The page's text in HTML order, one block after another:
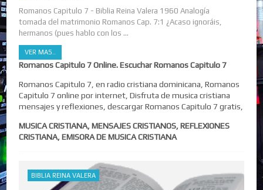
Romanos Capitulo 7 - Biblia Reina Valera 1960 Analogía
tomada del matrimonio Romanos Cap. 7:1 ¿Acaso ignoráis,
hermanos (pues hablo con los ...
VER MAS..
Romanos Capitulo 7 Online. Escuchar Romanos Capitulo 7
Romanos Capitulo 7, en radio cristiana dominicana, Romanos
Capitulo 7 online por internet, Disfruta de musica cristiana
mensajes y reflexiones, descargar Romanos Capitulo 7 gratis,
MUSICA CRISTIANA, MENSAJES CRISTIANOS, REFLEXIONES
CRISTIANA, EMISORA DE MUSICA CRISTIANA
BIBLIA REINA VALERA